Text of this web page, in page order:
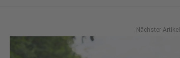
Nächster Artikel